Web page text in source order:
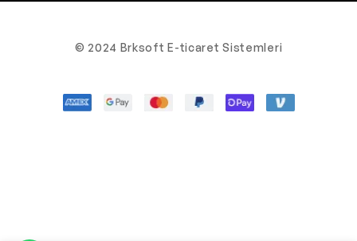
© 2024 Brksoft E-ticaret Sistemleri